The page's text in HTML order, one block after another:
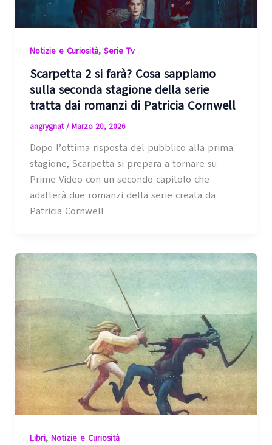
Notizie e Curiosità, Serie Tv
Scarpetta 2 si farà? Cosa sappiamo
sulla seconda stagione della serie
tratta dai romanzi di Patricia Cornwell
angrygnat/ Marzo 20, 2026
Dopo l’ottima risposta del pubblico alla prima
stagione, Scarpetta si prepara a tornare su
Prime Video con un secondo capitolo che
adatterà due romanzi della serie creata da
Patricia Cornwell
Libri, Notizie e Curiosità